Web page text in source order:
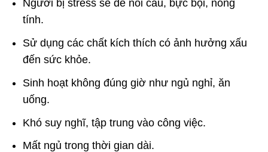
Người bị stress sẽ dễ nổi cáu, bực bội, nóng
tính.
Sử dụng các chất kích thích có ảnh hưởng xấu
đến sức khỏe.
Sinh hoạt không đúng giờ như ngủ nghỉ, ăn
uống.
Khó suy nghĩ, tập trung vào công việc.
Mất ngủ trong thời gian dài.